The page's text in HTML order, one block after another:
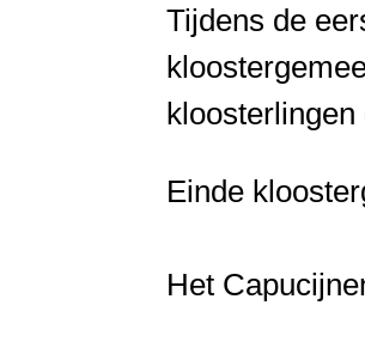
Tijdens de
Einde
Het